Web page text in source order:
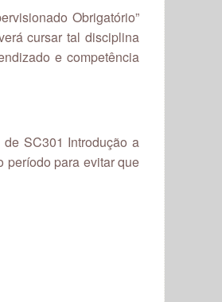
Obrigatório”
cursar tal disciplina
e competência
SC301 Introdução a
período para evitar que